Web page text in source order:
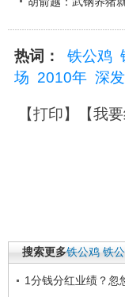
热词： 铁公鸡
场 2010年 深
【打印】【我
搜索更多铁公鸡 铁
1分钱分红业绩？忽